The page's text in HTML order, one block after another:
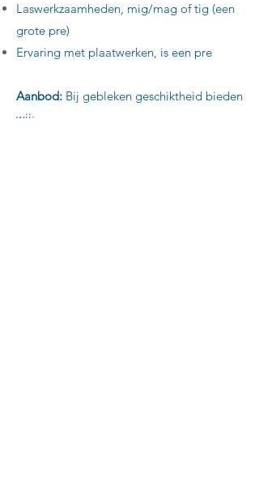
Laswerkzaamheden, mig/mag of tig (een
grote pre)
Ervaring met plaatwerken, is een pre
Aanbod: Bij gebleken geschiktheid bieden
wij: